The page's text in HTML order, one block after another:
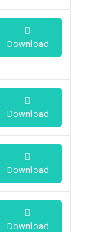
Download
Download
Download
Download